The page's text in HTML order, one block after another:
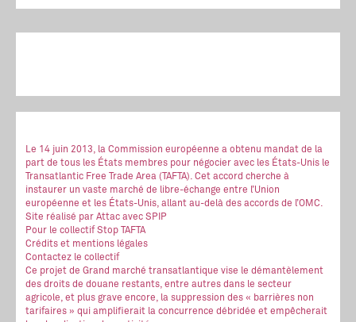
Le 14 juin 2013, la Commission européenne a obtenu mandat de la
part de tous les États membres pour négocier avec les États-Unis le
Transatlantic Free Trade Area (TAFTA). Cet accord cherche à
instaurer un vaste marché de libre-échange entre l’Union
européenne et les États-Unis, allant au-delà des accords de l’OMC.
Site réalisé par Attac avec SPIP
Pour le collectif Stop TAFTA
Crédits et mentions légales
Contactez le collectif
Ce projet de Grand marché transatlantique vise le démantèlement
des droits de douane restants, entre autres dans le secteur
agricole, et plus grave encore, la suppression des « barrières non
tarifaires » qui amplifierait la concurrence débridée et empêcherait